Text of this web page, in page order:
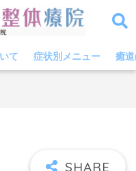
て 症状別メニュー 癒